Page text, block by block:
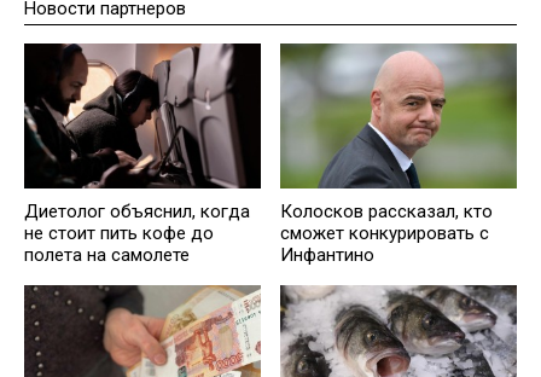
Новости партнеров
Диетолог объяснил, когда
не стоит пить кофе до
полета на самолете
Колосков рассказал, кто
сможет конкурировать с
Инфантино